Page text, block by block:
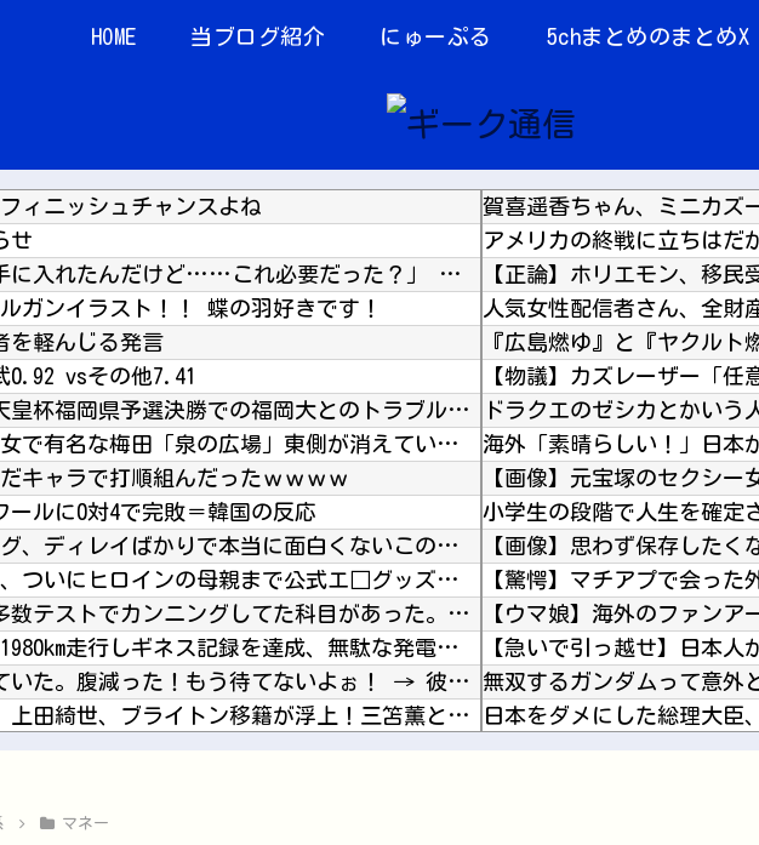
HOME 当ブログ紹介 にゅーぷる 5chまとめのまとめX
ィニッシュチャンスよね
せ
やる夫「催眠アプリを手に入れたんだけど……これ必要だった？」 第29話
ルガンイラスト！！ 蝶の羽好きです！
を軽んじる発言
0.92 vsその他7.41
ギラヴァンツ北九州が天皇杯福岡県予選決勝での福岡大とのトラブルを謝罪 退場のFW永井龍には...
【オカルト】 赤い服の女で有名な梅田「泉の広場」東側が消えていた、遺品の手描き地図が語るの...
キャラで打順組んだったｗｗｗｗ
ールに0対4で完敗＝韓国の反応
【悲報】 エルデンリング、ディレイばかりで本当に面白くないこのゲーム←賛同の声が多数…
【画像】 『俺ガイル』、ついにヒロインの母親まで公式エ□グッズが出てしまう
大学の時、クラスの大多数テストでカンニングしてた科目があった。で、カンニングしてない私が笑...
日産e-power、無給油で1980km走行しギネス記録を達成、無駄な発電や送電ロスなくE...
彼女が彼のご飯を作っていた。腹減った！もう待てないよぉ！ → 彼はこんな様子です…
英国人「獲得してくれ」上田綺世、ブライトン移籍が浮上！三笘薫との日本代表ホットライン実現!...
です」高市「円安ホクホク！ホクホクゥ！」←
賀喜遥香ちゃん、ミニカズ
ドラクエのゼシカとかいう
【画像】元宝塚のセクシー
無双するガンダムって意外
『これ描いて死ね』6話感
マネー